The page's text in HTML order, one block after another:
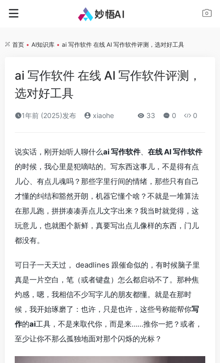
首页 • AI知识库 • ai 写作软件 在线 AI 写作软件评测，选对好工具
ai 写作软件 在线 AI 写作软件评测，
选对好工具
1年前 (2025)发布 xiaohe 33 0 0
说实话，刚开始听人聊什么ai 写作软件、 在线 AI 写作软件
的时候，我心里是犯嘀咕的。写东西这事儿，不是得有点
儿心、有点儿魂吗？那些字里行间的情绪，那些只有自己
才懂的纠结和豁然开朗，机器它懂个啥？不就是一堆算法
在那儿跑，拼拼凑凑弄点儿文字出来？我当时就觉得，这
玩意儿，也就图个新鲜，真要写出点儿像样的东西，门儿
都没有。
可日子一天天过， deadlines 跟催命似的，有时候脑子里
真是一片空白，笔（或者键盘）怎么都启动不了。那种焦
灼感，嗯，我相信不少写字儿的朋友都懂。就是在那时
候，我开始琢磨了：也许，只是也许，这些号称能帮你写
作的ai工具，不是来取代你，而是来……推你一把？或者，
至少让你不那么孤独地面对那个闪烁的光标？